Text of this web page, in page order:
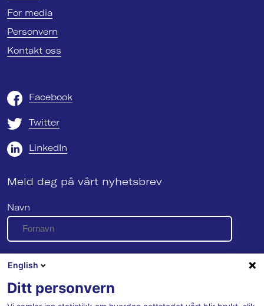
For media
Personvern
Kontakt oss
Facebook
Twitter
LinkedIn
Meld deg på vårt nyhetsbrev
Navn
E-post
English
Ditt personvern